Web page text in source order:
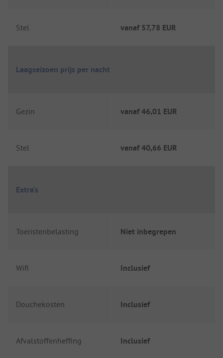
Stel vanaf 57,78 EUR
Laagseizoen prijs per nacht
Gezin vanaf46,01 EUR
Stel vanaf40,66 EUR
Extra's
Toeristenbelasting Niet inbegrepen
Wifi Inclusief
Douchekosten Inclusief
Afvalstoffenheffing Inclusief